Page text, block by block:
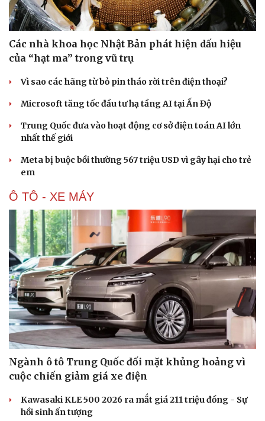
Di sản
Các nhà khoa học Nhật Bản phát hiện dấu hiệu
của “hạt ma” trong vũ trụ
Vì sao các hãng từ bỏ pin tháo rời trên điện thoại?
Microsoft tăng tốc đầu tư hạ tầng AI tại Ấn Độ
Trung Quốc đưa vào hoạt động cơ sở điện toán AI lớn
nhất thế giới
Meta bị buộc bồi thường 567 triệu USD vì gây hại cho trẻ
em
Ô TÔ - XE MÁY
Ngành ô tô Trung Quốc đối mặt khủng hoảng vì
cuộc chiến giảm giá xe điện
Kawasaki KLE 500 2026 ra mắt giá 211 triệu đồng - Sự
hồi sinh ấn tượng